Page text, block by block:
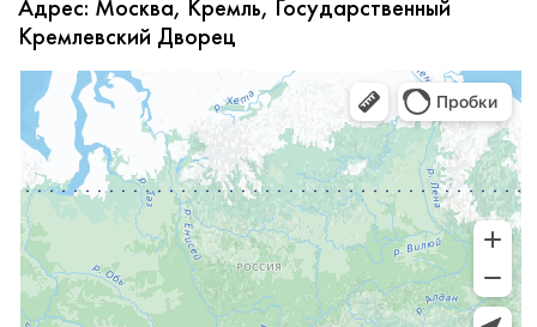
Адрес: Москва, Кремль, Государственный
Кремлевский Дворец